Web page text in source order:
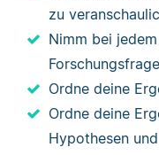
zu
Nimm bei
Ordne deine
Ordne deine
Hypothesen